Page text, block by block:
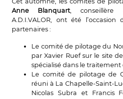
Anne Blanquart , conseillère
A.D.I.VALOR, ont été
partenaires :
Le comité de pilotage du
par Xavier Ruef sur le site
spécialisé dans le
Le comité de pilotage de
réuni à La Chapelle-Saint-
Nicolas Subra et Francis